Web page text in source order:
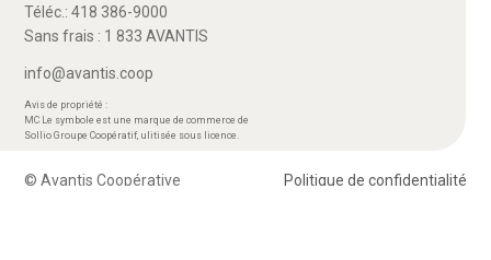
Téléc.: 418 386-9000
Sans frais : 1 833 AVANTIS
info@avantis.coop
Avis de propriété :
MC Le symbole est une marque de commerce de
Sollio Groupe Coopératif, ulitisée sous licence.
© Avantis Coopérative Politique de confidentialité